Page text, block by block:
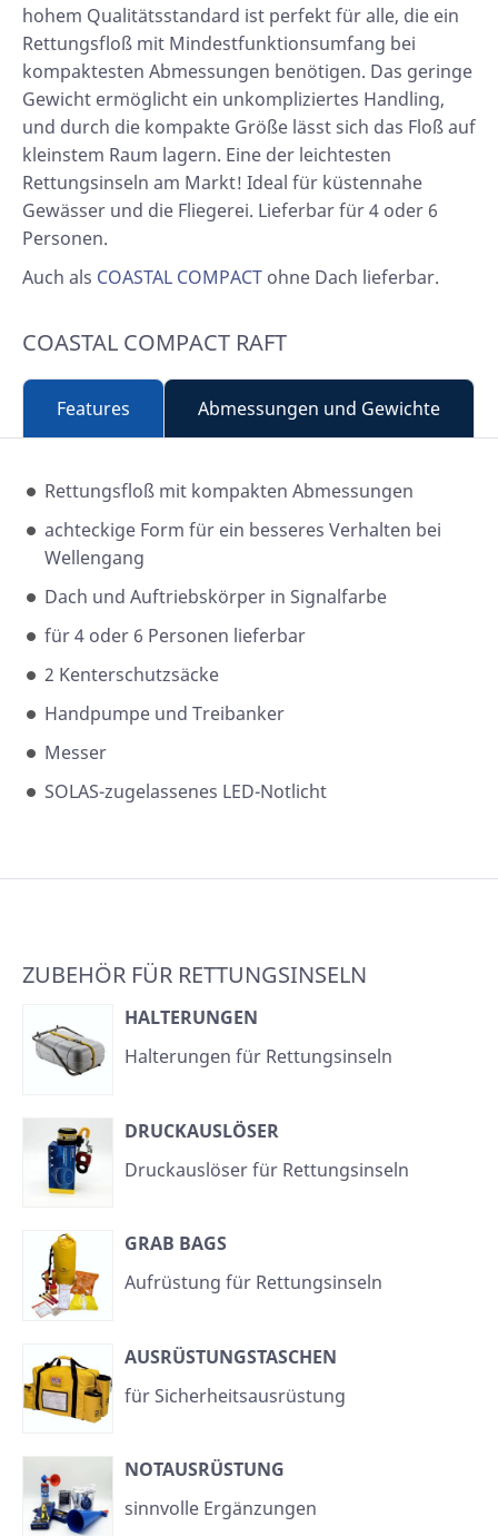
hohem Qualitätsstandard ist perfekt für alle, die ein
Rettungsfloß mit Mindestfunktionsumfang bei
kompaktesten Abmessungen benötigen. Das geringe
Gewicht ermöglicht ein unkompliziertes Handling,
und durch die kompakte Größe lässt sich das Floß auf
kleinstem Raum lagern. Eine der leichtesten
Rettungsinseln am Markt! Ideal für küstennahe
Gewässer und die Fliegerei. Lieferbar für 4 oder 6
Personen.
Auch als COASTAL COMPACT ohne Dach lieferbar.
COASTAL COMPACT RAFT
Features Abmessungen und Gewichte
Rettungsfloß mit kompakten Abmessungen
achteckige Form für ein besseres Verhalten bei
Wellengang
Dach und Auftriebskörper in Signalfarbe
für 4 oder 6 Personen lieferbar
2 Kenterschutzsäcke
Handpumpe und Treibanker
Messer
SOLAS-zugelassenes LED-Notlicht
ZUBEHÖR FÜR RETTUNGSINSELN
HALTERUNGEN
Halterungen für Rettungsinseln
DRUCKAUSLÖSER
Druckauslöser für Rettungsinseln
GRAB BAGS
Aufrüstung für Rettungsinseln
AUSRÜSTUNGSTASCHEN
für Sicherheitsausrüstung
NOTAUSRÜSTUNG
sinnvolle Ergänzungen